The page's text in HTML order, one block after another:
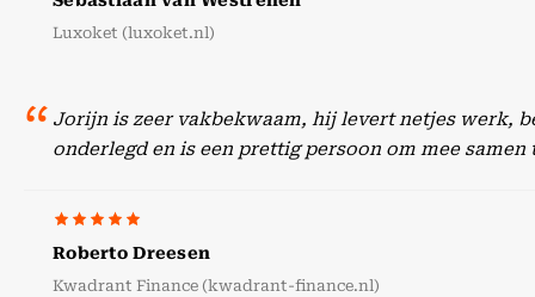
Luxoket (luxoket.nl)
Jorijn is zeer vakbekwaam, hij levert netjes werk,
onderlegd en is een prettig persoon om mee samen
Roberto Dreesen
Kwadrant Finance (kwadrant-finance.nl)